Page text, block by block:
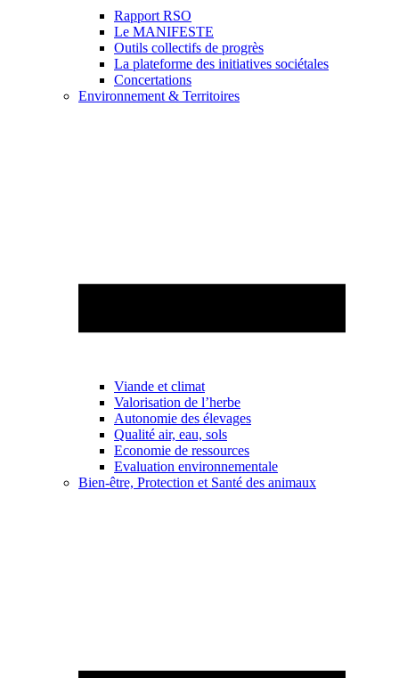
Rapport RSO
Le MANIFESTE
Outils collectifs de progrès
La plateforme des initiatives sociétales
Concertations
Environnement & Territoires
Viande et climat
Valorisation de l’herbe
Autonomie des élevages
Qualité air, eau, sols
Economie de ressources
Evaluation environnementale
Bien-être, Protection et Santé des animaux